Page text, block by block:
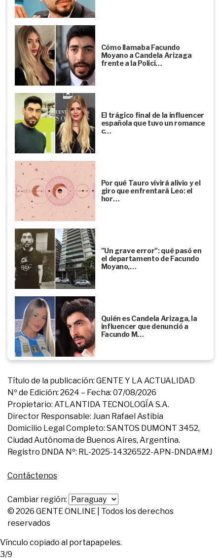
Cómo llamaba Facundo
Moyano a Candela Arizaga
frente a la Policí…
El trágico final de la influencer
española que tuvo un romance
c…
Por qué Tauro vivirá alivio y el
giro que enfrentará Leo: el
hor…
"Un grave error": qué pasó en
el departamento de Facundo
Moyano,…
Quién es Candela Arizaga, la
influencer que denunció a
Facundo M…
Título de la publicación: GENTE Y LA ACTUALIDAD
Nº de Edición: 2624 – Fecha: 07/08/2026
Propietario: ATLANTIDA TECNOLOGÍA S.A.
Director Responsable: Juan Rafael Astibia
Domicilio Legal Completo: SANTOS DUMONT 3452,
Ciudad Autónoma de Buenos Aires, Argentina.
Registro DNDA Nº: RL-2025-14326522-APN-DNDA#MJ
Contáctenos
Cambiar región:
© 2026 GENTE ONLINE | Todos los derechos
reservados
Vínculo copiado al portapapeles.
3/9